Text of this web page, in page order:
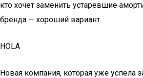
кто хочет заменить устаревшие
бренда — хороший вариант.
HOLA
Новая компания, которая уже успела